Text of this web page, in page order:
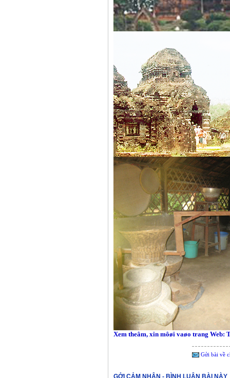
Xem theâm, xin môøi vaøo trang Web:
Gửi bài về
GỞI CẢM NHẬN - BÌNH LUẬN BÀI NÀY